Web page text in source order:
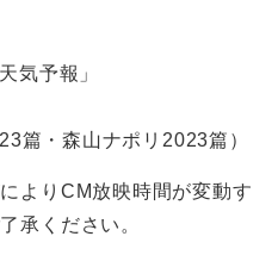
気予報」
篇・森山ナポリ2023篇）
よりCM放映時間が変動す
承ください。